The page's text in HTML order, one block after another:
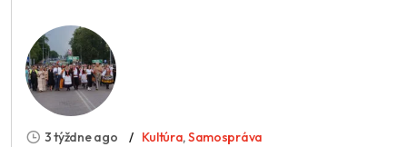
3 týždne ago Kultúra,Samospráva